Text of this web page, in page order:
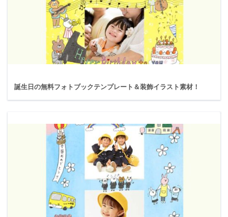
誕生日の無料フォトブックテンプレート＆装飾イラスト素材！